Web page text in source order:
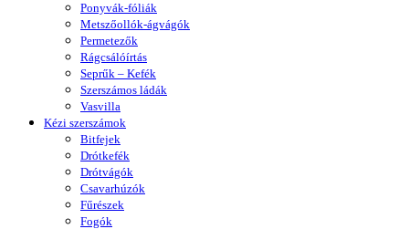
Ponyvák-fóliák
Metszőollók-ágvágók
Permetezők
Rágcsálóírtás
Seprűk – Kefék
Szerszámos ládák
Vasvilla
Kézi szerszámok
Bitfejek
Drótkefék
Drótvágók
Csavarhúzók
Fűrészek
Fogók